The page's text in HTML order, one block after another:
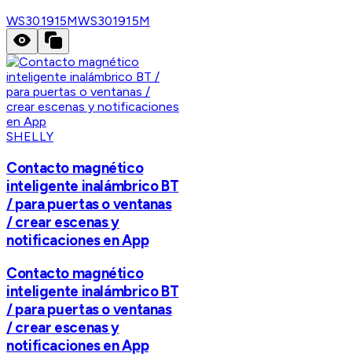
WS301915MWS301915M
SHELLY
Contacto magnético
inteligente inalámbrico BT
/ para puertas o ventanas
/ crear escenas y
notificaciones en App
Contacto magnético
inteligente inalámbrico BT
/ para puertas o ventanas
/ crear escenas y
notificaciones en App